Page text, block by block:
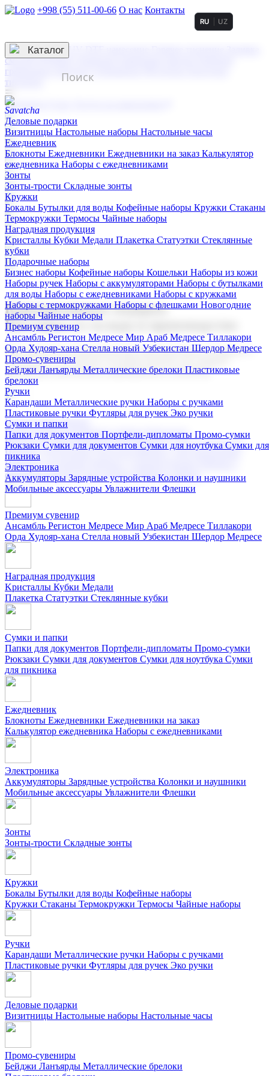
+998 (55) 511-00-66 О нас Контакты
3D гравировка
смолой (Doming)
гравировка твердая
тиснение
RU UZ
☰
Контакты
Каталог
Деловые подарки
Визитницы Настольные наборы Настольные часы
Ежедневник
Блокноты Ежедневники Ежедневники на заказ Калькулятор
ежедневника Наборы с ежедневниками
Зонты
Зонты-трости Складные зонты
Кружки
Бокалы Бутылки для воды Кофейные наборы Кружки Стаканы
Термокружки Термосы Чайные наборы
Наградная продукция
Kристаллы Кубки Медали Плакетка Статуэтки Стеклянные
кубки
Подарочные наборы
Бизнес наборы Кофейные наборы Кошельки Наборы из кожи
Наборы ручек Наборы с аккумуляторами Наборы с бутылками
для воды Наборы с ежедневниками Наборы с кружками
Наборы с термокружками Наборы с флешками Новогодние
наборы Чайные наборы
Премиум сувенир
Ансамбль Регистон Медресе Мир Араб Медресе Тиллакори
Орда Худояр-хана Стелла новый Узбекистан Шердор Медресе
Промо-сувениры
Бейджи Ланъярды Металлические брелоки Пластиковые
брелоки
Ручки
Карандаши Металлические ручки Наборы с ручками
Пластиковые ручки Футляры для ручек Эко ручки
Сумки и папки
Папки для документов Портфели-дипломаты Промо-сумки
Рюкзаки Сумки для документов Сумки для ноутбука Сумки для
пикника
Электроника
Аккумуляторы Зарядные устройства Колонки и наушники
Мобильные аксессуары Увлажнители Флешки
Корпоративные подарки
Поставка со склада и производство
Мы предлагаем широкий выбор корпоративных подарков и
сувениров с логотипом. В нашем каталоге вы найдете
продукцию для бизнеса, мероприятия и клиентов.
Подарочные наборы
Бизнес наборыКофейные наборы Кошельки
Наборы из кожиНаборы ручекНаборы с аккумуляторами
Наборы с бутылками для воды
Наборы с ежедневниками
Наборы с кружками
флешкамиНовогодние наборыЧайные наборы
Премиум сувенир
Ансамбль Регистон Медресе Мир Араб Медресе Тиллакори
Орда Худояр-хана Стелла новый Узбекистан Шердор Медресе
Наградная продукция
Kристаллы Кубки Медали
Плакетка Статуэтки Стеклянные кубки
Сумки и папки
Папки для документов Портфели-дипломаты Промо-сумки
Рюкзаки Сумки для документов Сумки для ноутбука Сумки
для пикника
Ежедневник
Блокноты Ежедневники Ежедневники на заказ
Калькулятор ежедневника Наборы с ежедневниками
Электроника
Аккумуляторы Зарядные устройства Колонки и наушники
Мобильные аксессуары Увлажнители Флешки
Зонты
Зонты-трости Складные зонты
Кружки
Бокалы Бутылки для воды Кофейные наборы
Кружки Стаканы Термокружки Термосы Чайные наборы
Ручки
Карандаши Металлические ручки Наборы с ручками
Пластиковые ручки Футляры для ручек Эко ручки
Деловые подарки
Визитницы Настольные наборы Настольные часы
Промо-сувениры
Бейджи Ланъярды Металлические брелоки